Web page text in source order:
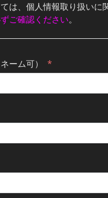
は、個人情報取り扱いに
ご確認ください。
ーム可）